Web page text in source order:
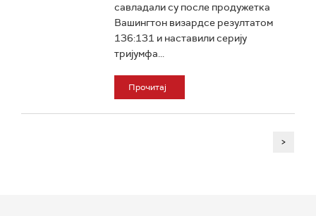
савладали су после продужетка
Вашингтон визардсе резултатом
136:131 и наставили серију
тријумфа...
Прочитај
>